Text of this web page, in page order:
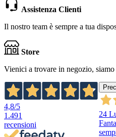
Assistenza Clienti
Il nostro team è sempre a tua
Store
Vienici a trovare in negozio,
4,8/5
1.491
recensioni
24